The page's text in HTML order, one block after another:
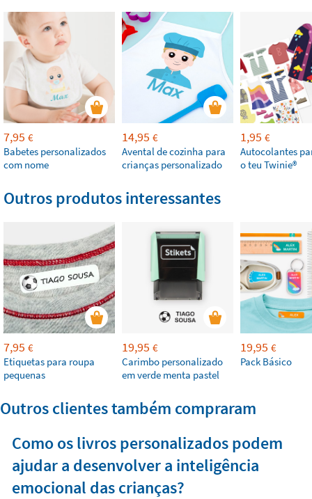
7,95 €
Babetes personalizados
com nome
14,95 €
Avental de cozinha para
crianças personalizado
1,95 €
Autocolantes
o teu Twinie®️
Outros produtos interessantes
7,95 €
Etiquetas para roupa
pequenas
19,95 €
Carimbo personalizado
em verde menta pastel
19,95 €
Pack Básico
Outros clientes também compraram
Como os livros personalizados podem
ajudar a desenvolver a inteligência
emocional das crianças?